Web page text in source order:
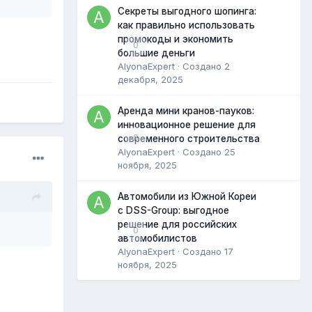
0
Секреты выгодного шопинга:
как правильно использовать
промокоды и экономить
большие деньги
AlyonaExpert · Создано 2
декабря, 2025
0
Аренда мини кранов-пауков:
инновационное решение для
современного строительства
AlyonaExpert · Создано 25
ноября, 2025
0
Автомобили из Южной Кореи
с DSS-Group: выгодное
решение для российских
автомобилистов
AlyonaExpert · Создано 17
ноября, 2025